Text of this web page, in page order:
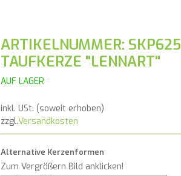
ARTIKELNUMMER: SKP625
TAUFKERZE "LENNART"
AUF LAGER
inkl. USt. (soweit erhoben)
zzgl.Versandkosten
Alternative Kerzenformen
Zum Vergrößern Bild anklicken!